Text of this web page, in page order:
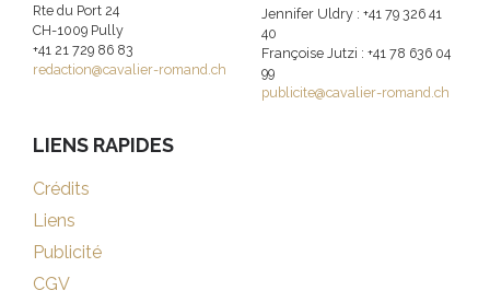
Rte du Port 24
CH-1009 Pully
+41 21 729 86 83
redaction@cavalier-romand.ch
Jennifer Uldry : +41 79 326 41
40
Françoise Jutzi : +41 78 636 04
99
publicite@cavalier-romand.ch
LIENS RAPIDES
Crédits
Liens
Publicité
CGV